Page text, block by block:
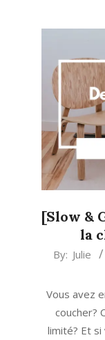
[Slow &
la
2022-
13
By: Julie
Vous avez
coucher?
limité? Et si